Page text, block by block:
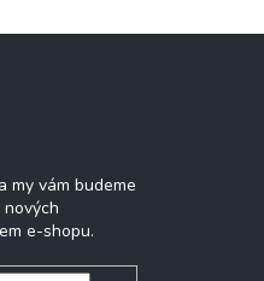
my vám budeme
e-shopu.